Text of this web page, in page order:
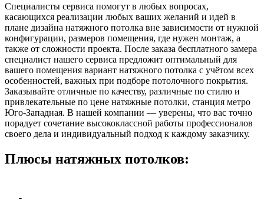
Специалисты сервиса помогут в любых вопросах,
касающихся реализации любых ваших желаний и идей в
плане дизайна натяжного потолка вне зависимости от нужной
конфигурации, размеров помещения, где нужен монтаж, а
также от сложности проекта. После заказа бесплатного замера
специалист нашего сервиса предложит оптимальный для
вашего помещения вариант натяжного потолка с учётом всех
особенностей, важных при подборе потолочного покрытия.
Заказывайте отличные по качеству, различные по стилю и
привлекательные по цене натяжные потолки, станция метро
Юго-Западная. В нашей компании — уверены, что вас точно
порадует сочетание высококлассной работы профессионалов
своего дела и индивидуальный подход к каждому заказчику.
Плюсы натяжных потолков: